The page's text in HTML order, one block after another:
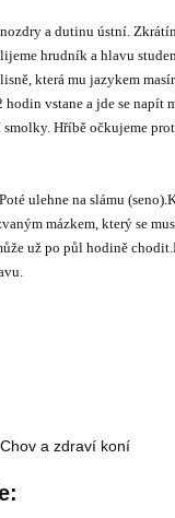
a dutinu ústní.
hrudník a hlavu
která mu jazykem
hodin vstane a jde se
Hříbě očkujeme
Poté ulehne na slámu (seno).
mázkem, který se
už po půl hodině chodit.
Chov a zdraví koní